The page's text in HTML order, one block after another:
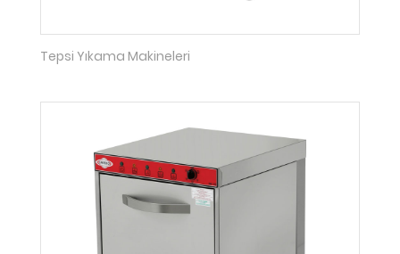
Tepsi Yıkama Makineleri